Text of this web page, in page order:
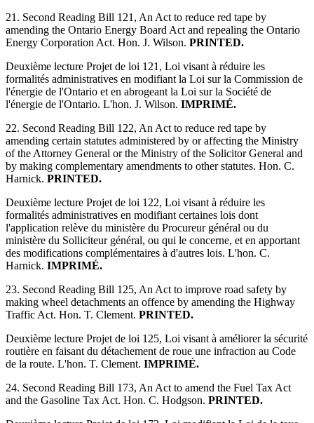
21. Second Reading Bill 121, An Act to reduce red tape by
amending the Ontario Energy Board Act and repealing the Ontario
Energy Corporation Act. Hon. J. Wilson. PRINTED.
Deuxième lecture Projet de loi 121, Loi visant à réduire les
formalités administratives en modifiant la Loi sur la Commission de
l'énergie de l'Ontario et en abrogeant la Loi sur la Société de
l'énergie de l'Ontario. L'hon. J. Wilson. IMPRIMÉ.
22. Second Reading Bill 122, An Act to reduce red tape by
amending certain statutes administered by or affecting the Ministry
of the Attorney General or the Ministry of the Solicitor General and
by making complementary amendments to other statutes. Hon. C.
Harnick. PRINTED.
Deuxième lecture Projet de loi 122, Loi visant à réduire les
formalités administratives en modifiant certaines lois dont
l'application relève du ministère du Procureur général ou du
ministère du Solliciteur général, ou qui le concerne, et en apportant
des modifications complémentaires à d'autres lois. L'hon. C.
Harnick. IMPRIMÉ.
23. Second Reading Bill 125, An Act to improve road safety by
making wheel detachments an offence by amending the Highway
Traffic Act. Hon. T. Clement. PRINTED.
Deuxième lecture Projet de loi 125, Loi visant à améliorer la sécurité
routière en faisant du détachement de roue une infraction au Code
de la route. L'hon. T. Clement. IMPRIMÉ.
24. Second Reading Bill 173, An Act to amend the Fuel Tax Act
and the Gasoline Tax Act. Hon. C. Hodgson. PRINTED.